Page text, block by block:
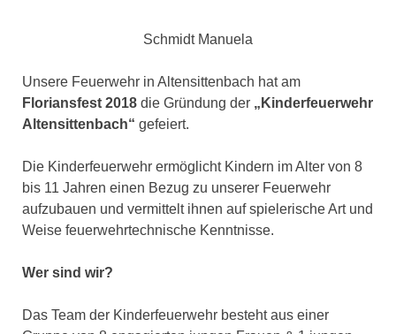
Schmidt Manuela
Unsere Feuerwehr in Altensittenbach hat am
Floriansfest 2018 die Gründung der „Kinderfeuerwehr
Altensittenbach“ gefeiert.
Die Kinderfeuerwehr ermöglicht Kindern im Alter von 8
bis 11 Jahren einen Bezug zu unserer Feuerwehr
aufzubauen und vermittelt ihnen auf spielerische Art und
Weise feuerwehrtechnische Kenntnisse.
Wer sind wir?
Das Team der Kinderfeuerwehr besteht aus einer